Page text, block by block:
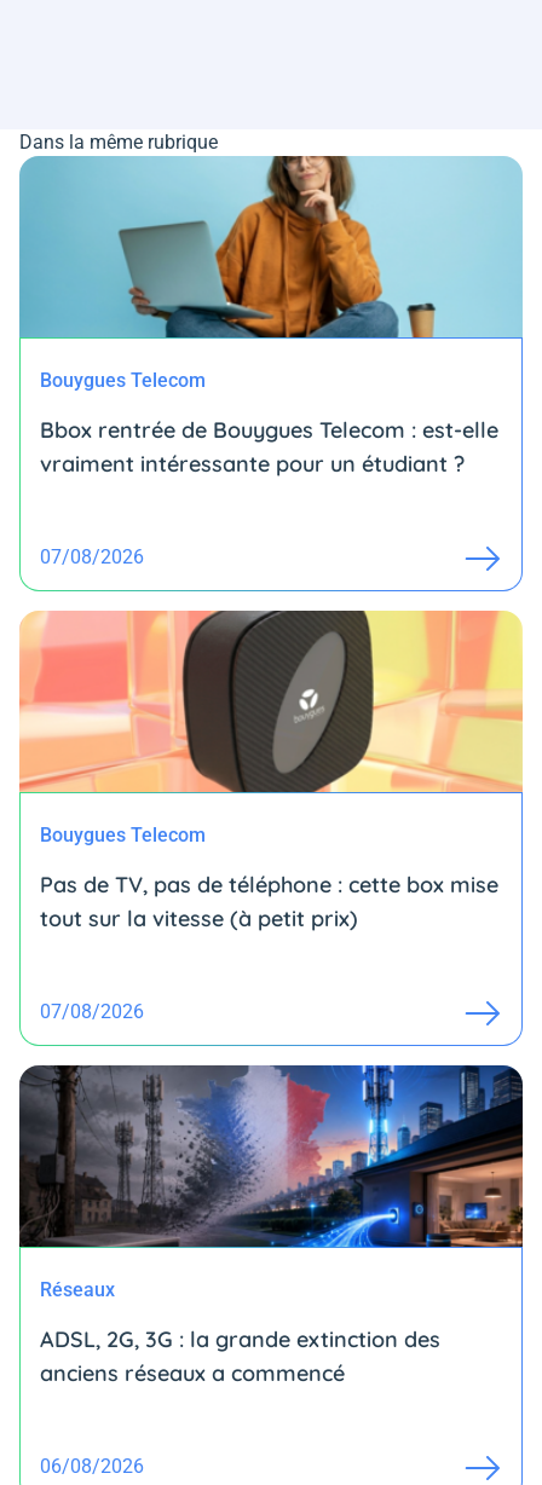
Dans la même rubrique
Bouygues Telecom
Bbox rentrée de Bouygues Telecom : est-elle
vraiment intéressante pour un étudiant ?
07/08/2026
Bouygues Telecom
Pas de TV, pas de téléphone : cette box mise
tout sur la vitesse (à petit prix)
07/08/2026
Réseaux
ADSL, 2G, 3G : la grande extinction des
anciens réseaux a commencé
06/08/2026